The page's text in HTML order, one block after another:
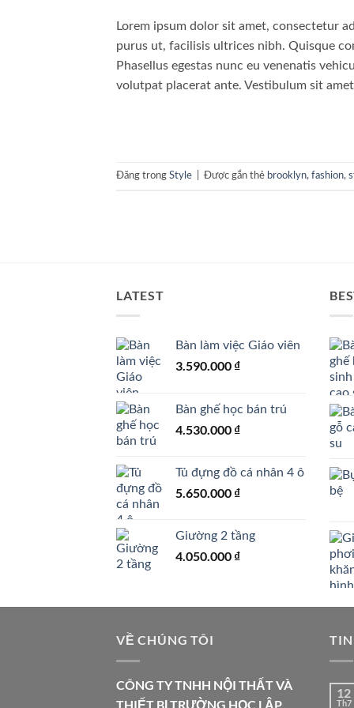
Lorem ipsum dolor sit amet, consectetur
purus ut, facilisis ultrices nibh. Quisque
Phasellus egestas nunc eu venenatis
volutpat placerat ante. Vestibulum sit
Đăng trong Style Được gắn thẻ brooklyn, fashion,
LATEST
Bàn làm việc Giáo viên
3.590.000 ₫
Bàn ghế học bán trú
4.530.000 ₫
Tủ đựng đồ cá nhân 4 ô
5.650.000 ₫
Giường 2 tầng
4.050.000 ₫
VỀ CHÚNG TÔI
CÔNG TY TNHH NỘI THẤT VÀ
THIẾT BỊ TRƯỜNG HỌC LẬP
12
Th7